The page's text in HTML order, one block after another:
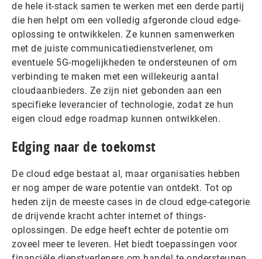
de hele it-stack samen te werken met een derde partij
die hen helpt om een volledig afgeronde cloud edge-
oplossing te ontwikkelen. Ze kunnen samenwerken
met de juiste communicatiedienstverlener, om
eventuele 5G-mogelijkheden te ondersteunen of om
verbinding te maken met een willekeurig aantal
cloudaanbieders. Ze zijn niet gebonden aan een
specifieke leverancier of technologie, zodat ze hun
eigen cloud edge roadmap kunnen ontwikkelen.
Edging naar de toekomst
De cloud edge bestaat al, maar organisaties hebben
er nog amper de ware potentie van ontdekt. Tot op
heden zijn de meeste cases in de cloud edge-categorie
de drijvende kracht achter internet of things-
oplossingen. De edge heeft echter de potentie om
zoveel meer te leveren. Het biedt toepassingen voor